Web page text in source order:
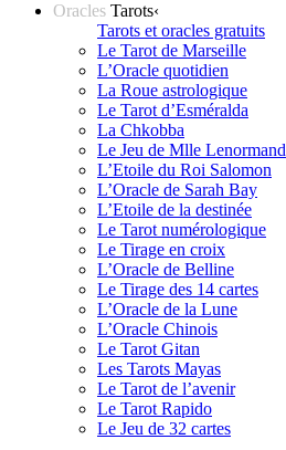
Oracles Tarots‹
Tarots et oracles gratuits
Le Tarot de Marseille
L’Oracle quotidien
La Roue astrologique
Le Tarot d’Esméralda
La Chkobba
Le Jeu de Mlle Lenormand
L’Etoile du Roi Salomon
L’Oracle de Sarah Bay
L’Etoile de la destinée
Le Tarot numérologique
Le Tirage en croix
L’Oracle de Belline
Le Tirage des 14 cartes
L’Oracle de la Lune
L’Oracle Chinois
Le Tarot Gitan
Les Tarots Mayas
Le Tarot de l’avenir
Le Tarot Rapido
Le Jeu de 32 cartes